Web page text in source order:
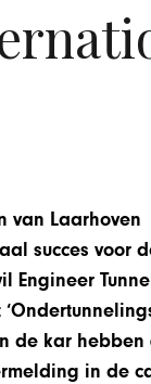
van Laarhoven
succes voor
Engineer
de kar hebben
in de